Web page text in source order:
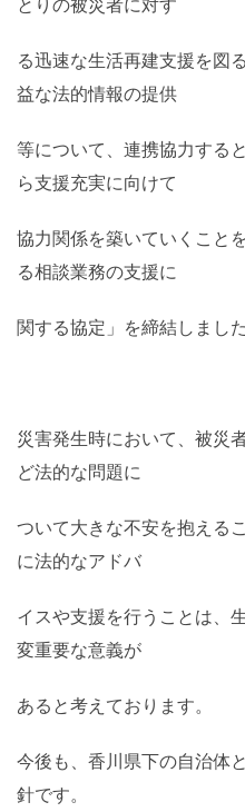
とりの被災者に対す
る迅速な生活再建支援を図
益な法的情報の提供
等について、連携協力する
ら支援充実に向けて
協力関係を築いていくこと
る相談業務の支援に
関する協定」を締結しました
災害発生時において、被災
ど法的な問題に
ついて大きな不安を抱える
に法的なアドバ
イスや支援を行うことは、
変重要な意義が
あると考えております。
今後も、香川県下の自治体
針です。